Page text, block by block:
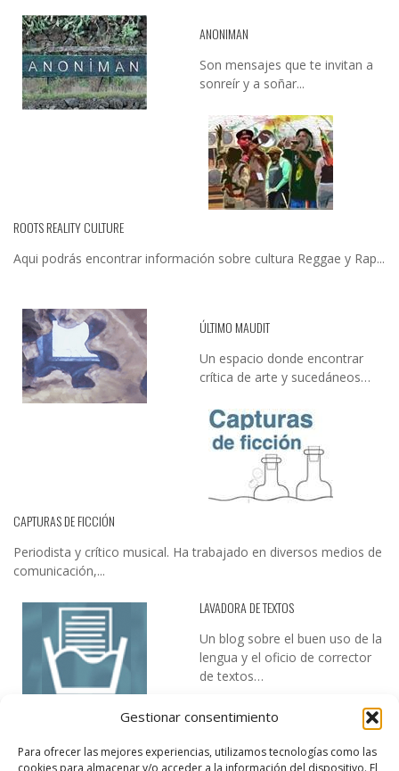
Gestionar consentimiento
Para ofrecer las mejores experiencias, utilizamos tecnologías como las
cookies para almacenar y/o acceder a la información del dispositivo. El
ANONIMAN
Son mensajes que te invitan a
sonreír y a soñar...
ROOTS REALITY CULTURE
Aqui podrás encontrar información sobre cultura Reggae y Rap...
ÚLTIMO MAUDIT
Un espacio donde encontrar
crítica de arte y sucedáneos…
CAPTURAS DE FICCIÓN
Periodista y crítico musical. Ha trabajado en diversos medios de
comunicación,...
LAVADORA DE TEXTOS
Un blog sobre el buen uso de la
lengua y el oficio de corrector
de textos…